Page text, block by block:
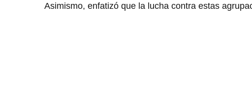
Asimismo, enfatizó que la lucha contra estas